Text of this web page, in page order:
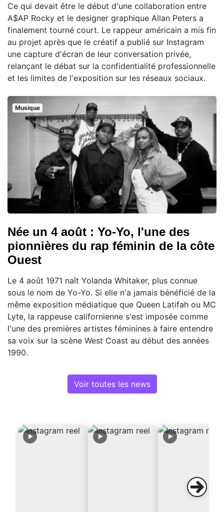
Ce qui devait être le début d'une collaboration entre
A$AP Rocky et le designer graphique Allan Peters a
finalement tourné court. Le rappeur américain a mis fin
au projet après que le créatif a publié sur Instagram
une capture d'écran de leur conversation privée,
relançant le débat sur la confidentialité professionnelle
et les limites de l'exposition sur les réseaux sociaux.
Musique
Née un 4 août : Yo-Yo, l'une des
pionnières du rap féminin de la côte
Ouest
Le 4 août 1971 naît Yolanda Whitaker, plus connue
sous le nom de Yo-Yo. Si elle n'a jamais bénéficié de la
même exposition médiatique que Queen Latifah ou MC
Lyte, la rappeuse californienne s'est imposée comme
l'une des premières artistes féminines à faire entendre
sa voix sur la scène West Coast au début des années
1990.
Voir toutes les news